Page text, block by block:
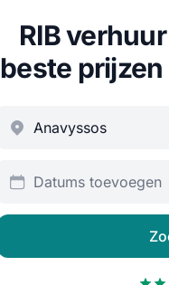
RIB
beste prijzen
Datums toevoegen